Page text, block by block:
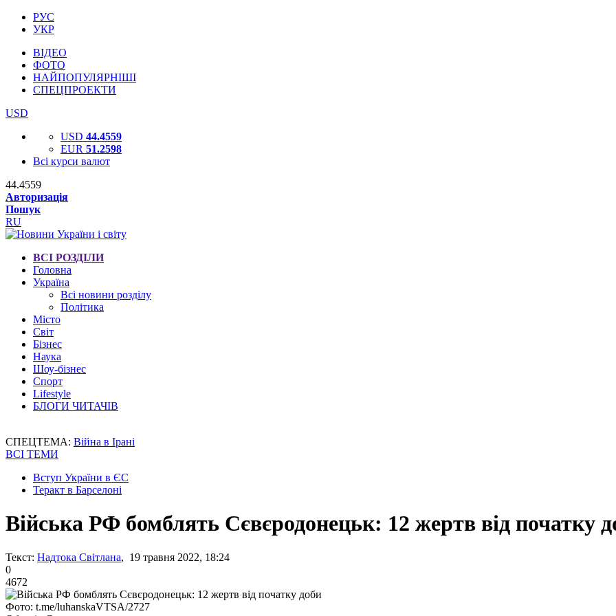
РУС
УКР
ВІДЕО
ФОТО
НАЙПОПУЛЯРНІШІ
СПЕЦПРОЕКТИ
USD
USD 44.4559
EUR 51.2598
Всі курси валют
44.4559
Авторизація
Пошук
RU
ВСІ РОЗДІЛИ
Головна
Україна
Всі новини розділу
Політика
Місто
Світ
Бізнес
Наука
Шоу-бізнес
Спорт
Lifestyle
БЛОГИ ЧИТАЧІВ
СПЕЦТЕМА: Війна в Ірані
ВСІ ТЕМИ
Вступ України в ЄС
Теракт в Барселоні
Війська РФ бомблять Сєвєродонецьк: 12 жертв від початку
Текст: Надтока Світлана, 19 травня 2022, 18:24
0
4672
Фото: t.me/luhanskaVTSA/2727